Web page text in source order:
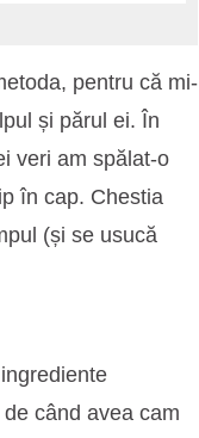
pentru că mi-
și părul ei. În
veri am spălat-o
în cap. Chestia
(și se usucă
când avea cam